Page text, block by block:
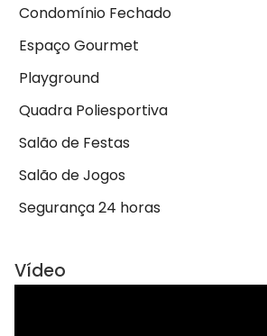
Condomínio Fechado
Espaço Gourmet
Playground
Quadra Poliesportiva
Salão de Festas
Salão de Jogos
Segurança 24 horas
Vídeo